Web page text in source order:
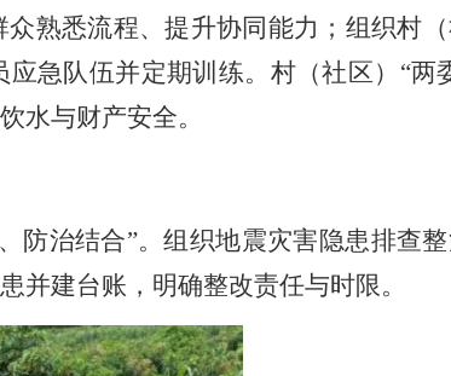
熟悉流程、提升协同能力；组织村
急队伍并定期训练。村（社区） “两
水与财产安全。
防治结合”。组织地震灾害隐患排查
并建台账，明确整改责任与时限。